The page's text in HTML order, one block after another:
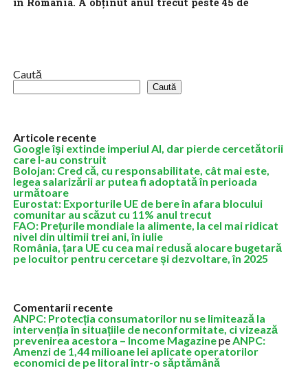
în România. A obținut anul trecut peste 45 de
Caută
Caută
Articole recente
Google îşi extinde imperiul AI, dar pierde cercetătorii
care l-au construit
Bolojan: Cred că, cu responsabilitate, cât mai este,
legea salarizării ar putea fi adoptată în perioada
următoare
Eurostat: Exporturile UE de bere în afara blocului
comunitar au scăzut cu 11% anul trecut
FAO: Prețurile mondiale la alimente, la cel mai ridicat
nivel din ultimii trei ani, în iulie
România, țara UE cu cea mai redusă alocare bugetară
pe locuitor pentru cercetare și dezvoltare, în 2025
Comentarii recente
ANPC: Protecția consumatorilor nu se limitează la
intervenția în situațiile de neconformitate, ci vizează
prevenirea acestora – Income MagazinepeANPC:
Amenzi de 1,44 milioane lei aplicate operatorilor
economici de pe litoral într-o săptămână